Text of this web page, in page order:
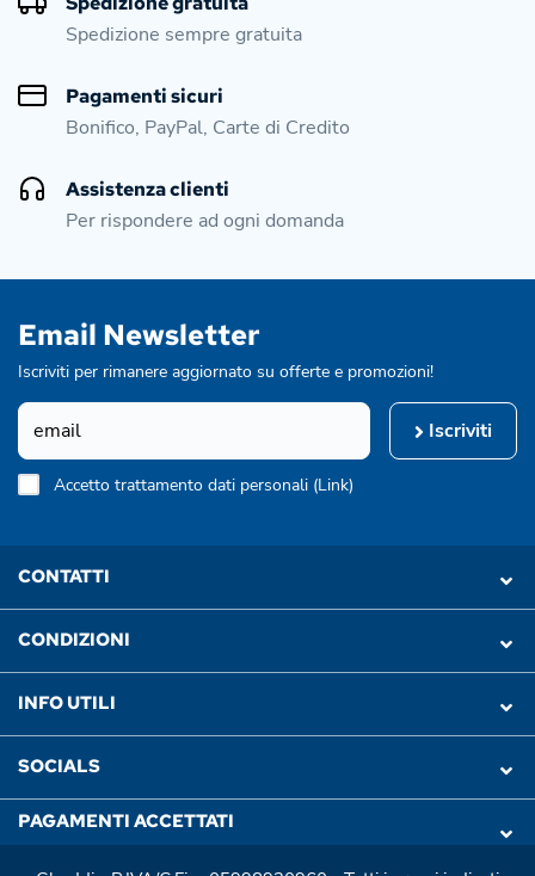
Spedizione sempre gratuita
Pagamenti sicuri
Bonifico, PayPal, Carte di Credito
Assistenza clienti
Per rispondere ad ogni domanda
Email Newsletter
Iscriviti per rimanere aggiornato su offerte e promozioni!
Iscriviti
Accetto trattamento dati personali (Link)
CONTATTI
CONDIZIONI
INFO UTILI
SOCIALS
PAGAMENTI ACCETTATI